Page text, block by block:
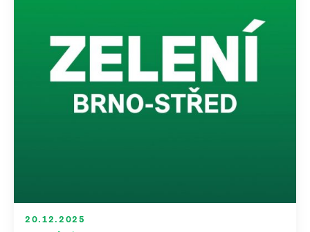
20.12.2025